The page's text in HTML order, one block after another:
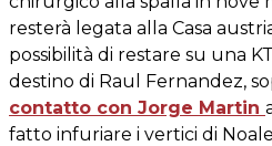
resterà legata alla Casa
possibilità di restare su una
destino di Raul Fernandez,
contatto con Jorge Martin
fatto infuriare i vertici di